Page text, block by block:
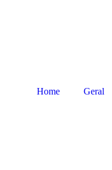
Home Geral